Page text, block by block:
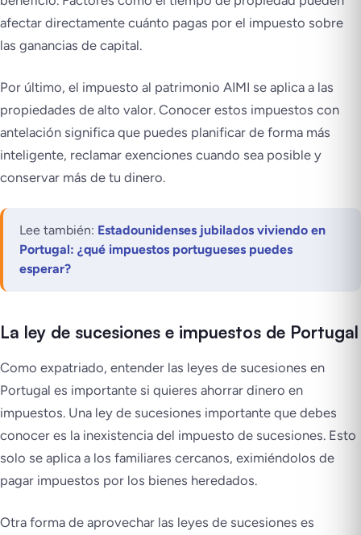
afectar directamente cuánto pagas por el impuesto sobre
las ganancias de capital.
Por último, el impuesto al patrimonio AIMI se aplica a las
propiedades de alto valor. Conocer estos impuestos con
antelación significa que puedes planificar de forma más
inteligente, reclamar exenciones cuando sea posible y
conservar más de tu dinero.
Lee también: Estadounidenses jubilados viviendo en
Portugal: ¿qué impuestos portugueses puedes
esperar?
La ley de sucesiones e impuestos de Portugal
Como expatriado, entender las leyes de sucesiones en
Portugal es importante si quieres ahorrar dinero en
impuestos. Una ley de sucesiones importante que debes
conocer es la inexistencia del impuesto de sucesiones. Esto
solo se aplica a los familiares cercanos, eximiéndolos de
pagar impuestos por los bienes heredados.
Otra forma de aprovechar las leyes de sucesiones es